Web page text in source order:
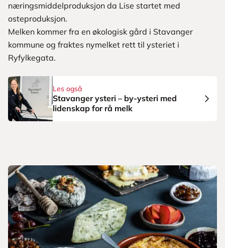
næringsmiddelproduksjon da Lise startet med
osteproduksjon.
Melken kommer fra en økologisk gård i Stavanger
kommune og fraktes nymelket rett til ysteriet i
Ryfylkegata.
Les også
Stavanger ysteri – by-ysteri med
lidenskap for rå melk